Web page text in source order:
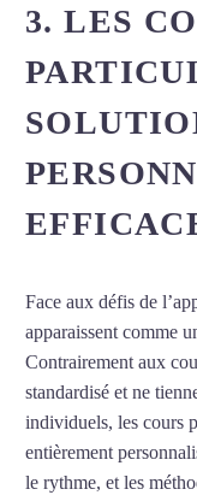
3. LES
Face aux défis de
apparaissent comme
Contrairement aux
standardisé et ne
individuels, les cours
entièrement
le rythme, et les